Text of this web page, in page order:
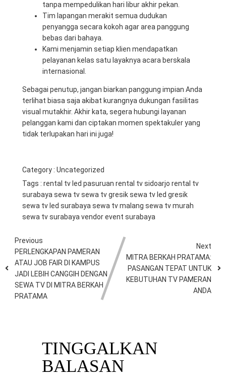
tanpa mempedulikan hari libur akhir pekan.
Tim lapangan merakit semua dudukan
penyangga secara kokoh agar area panggung
bebas dari bahaya.
Kami menjamin setiap klien mendapatkan
pelayanan kelas satu layaknya acara berskala
internasional.
Sebagai penutup, jangan biarkan panggung impian Anda
terlihat biasa saja akibat kurangnya dukungan fasilitas
visual mutakhir. Akhir kata, segera hubungi layanan
pelanggan kami dan ciptakan momen spektakuler yang
tidak terlupakan hari ini juga!
Category : Uncategorized
Tags : rental tv led pasuruan rental tv sidoarjo rental tv
surabaya sewa tvsewa tv gresiksewa tv led gresik
sewa tv led surabaya sewa tv malang sewa tv murah
sewa tv surabaya vendor event surabaya
Previous
PERLENGKAPAN PAMERAN
ATAU JOB FAIR DI KAMPUS
JADI LEBIH CANGGIH DENGAN
SEWA TV DI MITRA BERKAH
PRATAMA
Next
MITRA BERKAH PRATAMA:
PASANGAN TEPAT UNTUK
KEBUTUHAN TV PAMERAN
ANDA
TINGGALKAN
BALASAN